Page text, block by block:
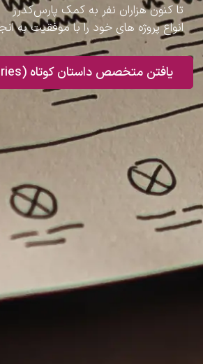
تا کنون هزاران نفر به کمک پارس‌کدرز
انواع پروژه های خود را با موفقیت به
یافتن متخصص داستان کوتاه (Short Stories)